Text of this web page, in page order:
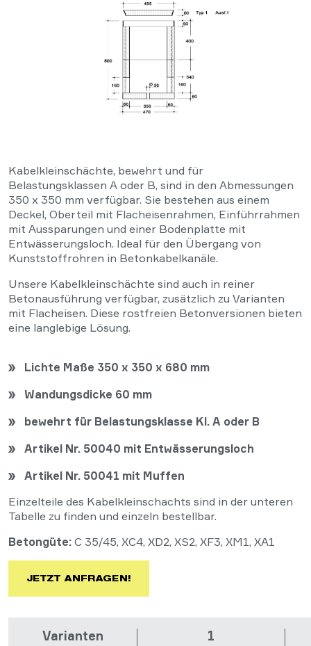
Kabelkleinschächte, bewehrt und für
Belastungsklassen A oder B, sind in den Abmessungen
350 x 350 mm verfügbar. Sie bestehen aus einem
Deckel, Oberteil mit Flacheisenrahmen, Einführrahmen
mit Aussparungen und einer Bodenplatte mit
Entwässerungsloch. Ideal für den Übergang von
Kunststoffrohren in Betonkabelkanäle.
Unsere Kabelkleinschächte sind auch in reiner
Betonausführung verfügbar, zusätzlich zu Varianten
mit Flacheisen. Diese rostfreien Betonversionen bieten
eine langlebige Lösung.
Lichte Maße 350 x 350 x 680 mm
Wandungsdicke 60 mm
bewehrt für Belastungsklasse Kl. A oder B
Artikel Nr. 50040 mit Entwässerungsloch
Artikel Nr. 50041 mit Muffen
Einzelteile des Kabelkleinschachts sind in der unteren
Tabelle zu finden und einzeln bestellbar.
Betongüte: C 35/45, XC4, XD2, XS2, XF3, XM1, XA1
JETZT ANFRAGEN!
Varianten 1